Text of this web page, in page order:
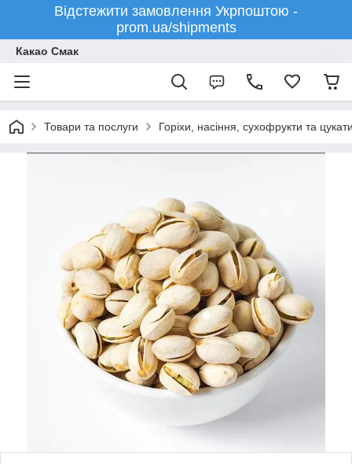
Відстежити замовлення Укрпоштою -
prom.ua/shipments
Какао Смак
Товари та послуги Горіхи, насіння, сухофрукти та